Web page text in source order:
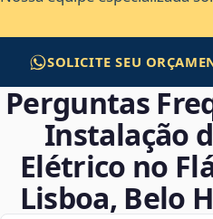
SOLICITE SEU
Perguntas
Instalação
Elétrico no
Lisboa, Belo